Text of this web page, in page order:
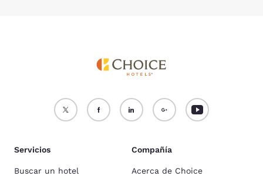
Servicios
Buscar un hotel
Compañía
Acerca de Choice